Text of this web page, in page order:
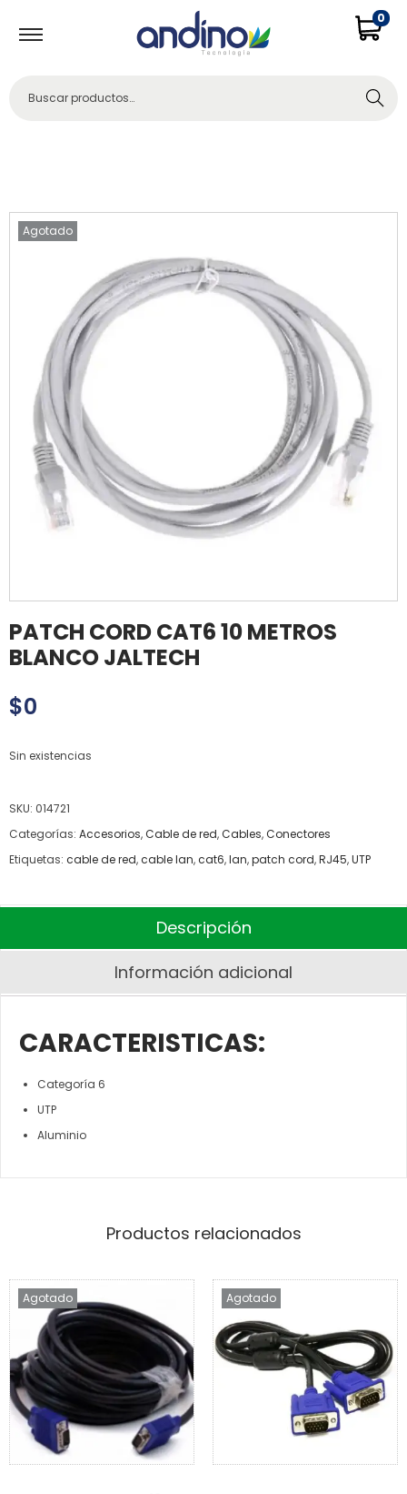
0
Buscar
Agotado
PATCH CORD CAT6 10 METROS
BLANCO JALTECH
$0
Sin existencias
SKU: 014721
Categorías: Accesorios,Cable de red,Cables,Conectores
Etiquetas: cable de red,cable lan,cat6,lan,patch cord,RJ45,UTP
Descripción
Información adicional
CARACTERISTICAS:
Categoría 6
UTP
Aluminio
Productos relacionados
Agotado Agotado